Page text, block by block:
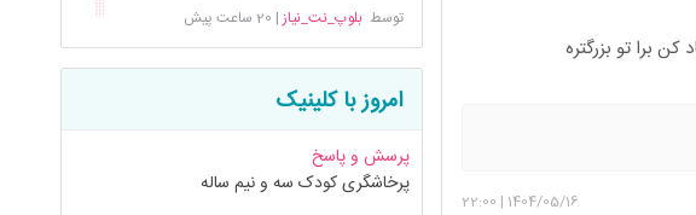
1404/05/16
|
22:00
توسطبلوپ_نت_نیاز| 20 ساعت پیش
امروز با کلینیک
پرسش و پاسخ
پرخاشگری کودک سه و نیم ساله